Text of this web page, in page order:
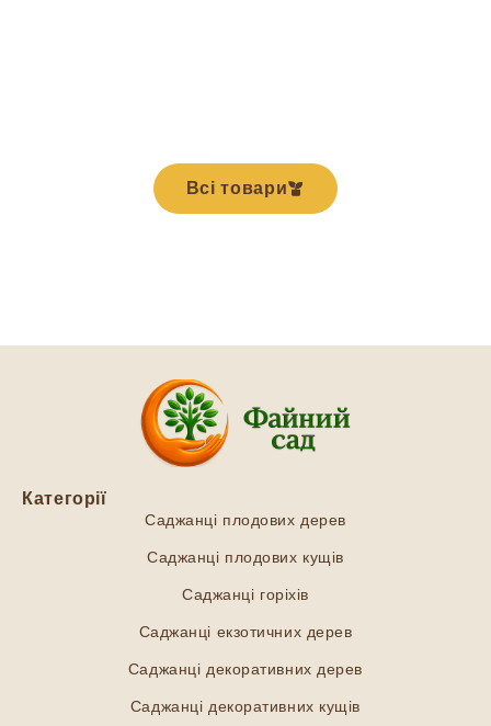
Всі товари
Категорії
Саджанці плодових дерев
Саджанці плодових кущів
Саджанці горіхів
Саджанці екзотичних дерев
Саджанці декоративних дерев
Саджанці декоративних кущів